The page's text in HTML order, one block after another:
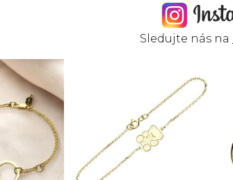
Sledujte nás na